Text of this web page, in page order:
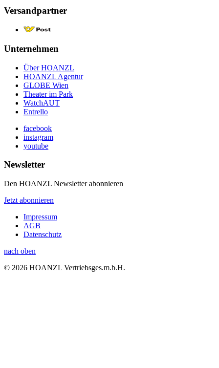
Versandpartner
Unternehmen
Über HOANZL
HOANZL Agentur
GLOBE Wien
Theater im Park
WatchAUT
Entrello
facebook
instagram
youtube
Newsletter
Den HOANZL Newsletter abonnieren
Jetzt abonnieren
Impressum
AGB
Datenschutz
nach oben
© 2026 HOANZL Vertriebsges.m.b.H.